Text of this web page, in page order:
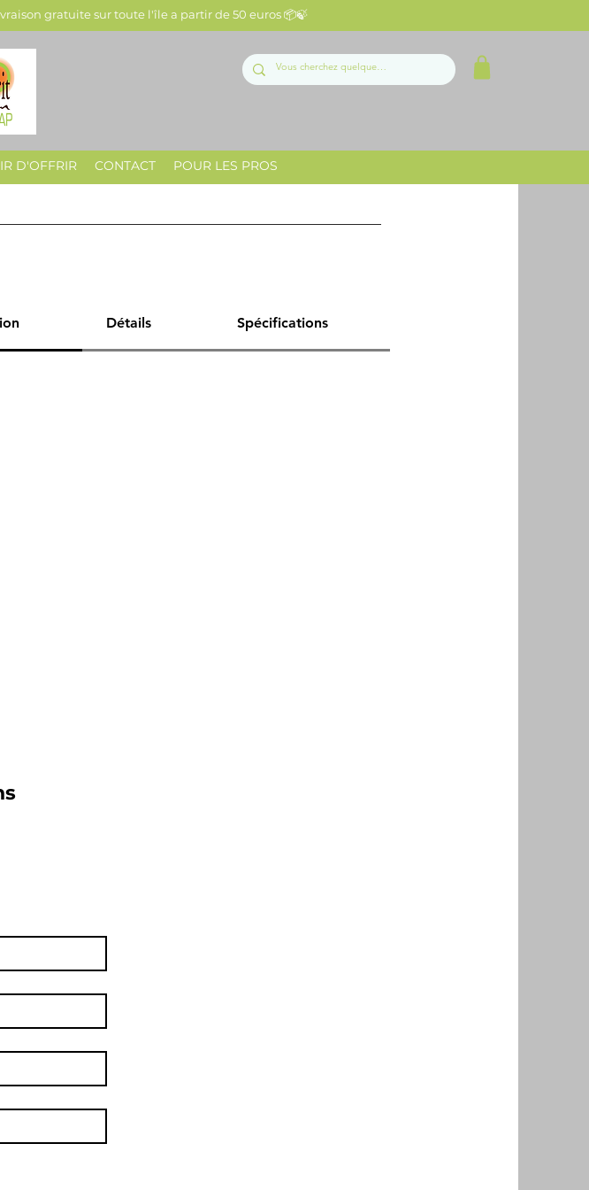
gratuite sur toute l'île a partir de 50 euros 📦🍃
D'OFFRIR CONTACT POUR LES PROS
Détails Spécifications